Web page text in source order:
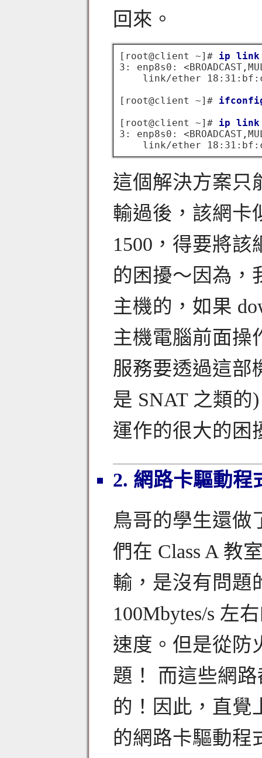
回來。
[root@client ~]# ip link
3: enp8s0:
link/ether
[root@client ~]# ifconfig
[root@client ~]# ip link
3: enp8s0:
這個解決方案只
輸過後，該網卡
1500，得要將該
的困擾～因為，
主機的，如果
主機電腦前面操
服務要透過這部
是 SNAT 之類
運作的很大的困
2. 網路卡驅動程
鳥哥的學生還做
們在 Class A 教
輸，是沒有問題
100Mbytes/s 左
速度。但是從防
題！ 而這些網
的！因此，直覺
的網路卡驅動程